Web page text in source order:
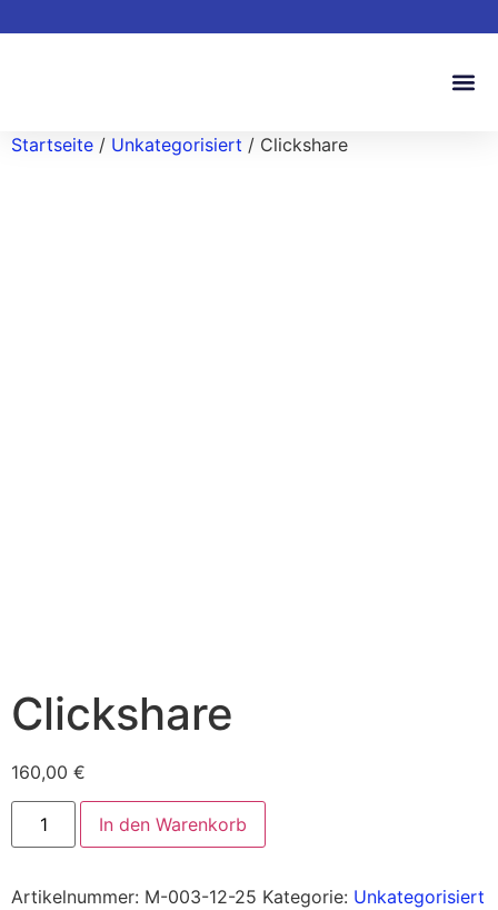
Startseite / Unkategorisiert / Clickshare
Clickshare
160,00 €
In den Warenkorb
Artikelnummer: M-003-12-25 Kategorie: Unkategorisiert